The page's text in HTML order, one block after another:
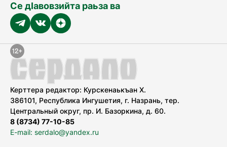
Се дӀавовзийта раьза ва
Керттера редактор: Курскенаькъан Х.
386101, Республика Ингушетия, г. Назрань, тер.
Центральный округ, пр. И. Базоркина, д. 60.
8 (8734) 77-10-85
E-mail: serdalo@yandex.ru